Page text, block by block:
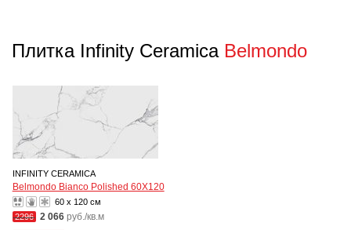
Плитка Infinity Ceramica Belmondo
INFINITY CERAMICA
Belmondo Bianco Polished 60X120
60 x 120 см
2296 2 066 руб./кв.м